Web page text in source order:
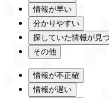
情報が早い
分かりやすい
探していた情報が見
その他
情報が不正確
情報が遅い